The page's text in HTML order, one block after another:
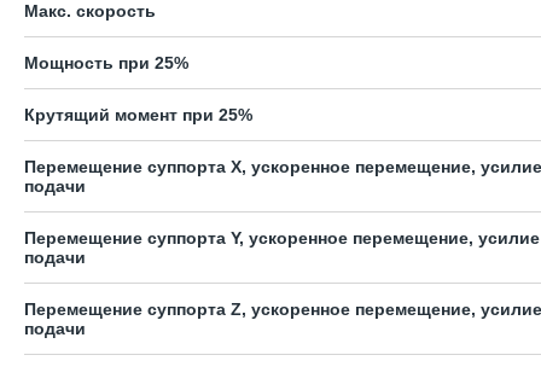
Макс. скорость
Мощность при 25%
Крутящий момент при 25%
Перемещение суппорта X, ускоренное перемещение, усилие
подачи
Перемещение суппорта Y, ускоренное перемещение, усилие
подачи
Перемещение суппорта Z, ускоренное перемещение, усилие
подачи